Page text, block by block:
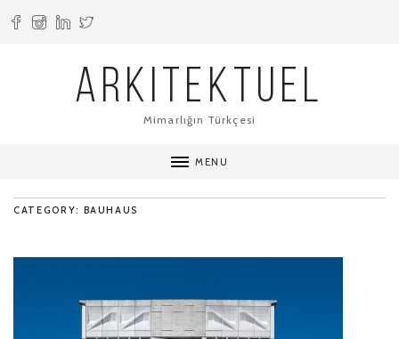
ARKITEKTUEL
Mimarlığın Türkçesi
MENU
CATEGORY: BAUHAUS